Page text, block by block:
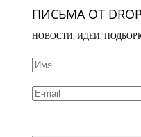
ПИСЬМА ОТ
НОВОСТИ, ИДЕИ,